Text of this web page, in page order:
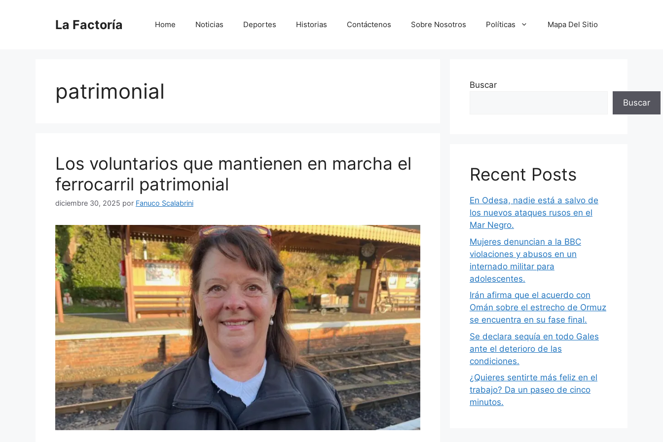
La Factoría Home Noticias Deportes Historias Contáctenos Sobre Nosotros Políticas Mapa Del Sitio
patrimonial
Los voluntarios que mantienen en marcha el
ferrocarril patrimonial
diciembre 30, 2025 por Fanuco Scalabrini
Buscar
Buscar
Recent Posts
En Odesa, nadie está a salvo de
los nuevos ataques rusos en el
Mar Negro.
Mujeres denuncian a la BBC
violaciones y abusos en un
internado militar para
adolescentes.
Irán afirma que el acuerdo con
Omán sobre el estrecho de Ormuz
se encuentra en su fase final.
Se declara sequía en todo Gales
ante el deterioro de las
condiciones.
¿Quieres sentirte más feliz en el
trabajo? Da un paseo de cinco
minutos.